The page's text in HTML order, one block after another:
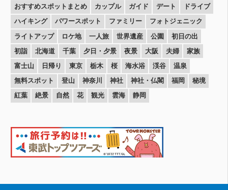
おすすめスポットまとめ カップル ガイド デート
ドライブ
ハイキング
パワースポット ファミリー
フォトジェニック
ライトアップ
ロケ地 一人旅 世界遺産 公園
初日の出
初詣
北海道 千葉 夕日・夕景 夜景 大阪 夫婦
家族
富士山
日帰り 東京 栃木 桜 海水浴 渓谷
温泉
無料スポット
登山 神奈川 神社 神社・仏閣 福岡
秘境
紅葉
絶景 自然 花 観光 雲海 静岡